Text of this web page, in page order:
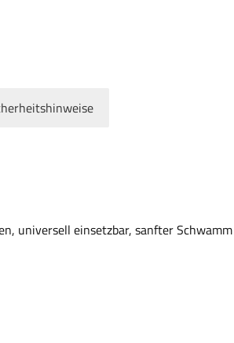
universell einsetzbar, sanfter